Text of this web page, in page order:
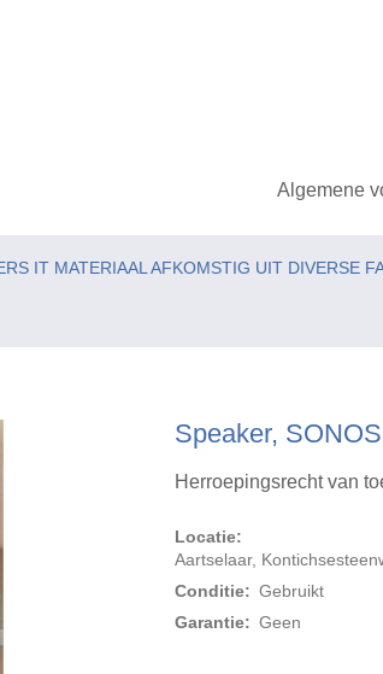
Algemene
IT MATERIAAL AFKOMSTIG UIT DIVERSE
Speaker,
Herroepingsrecht van
Locatie:
Aartselaar,
Conditie: Gebruikt
Garantie: Geen